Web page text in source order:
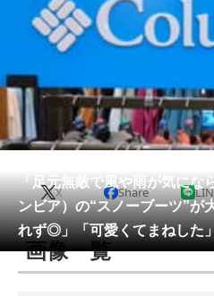
エンタメ
グルメ
住まい
動物
会員記事
メディア
注目記事を集めた総合ページ
「足元無敵で風や雨が気にな
ンビア）の“スノーブーツ”
れず◎」「可愛くてまねした
X Share
画像一覧